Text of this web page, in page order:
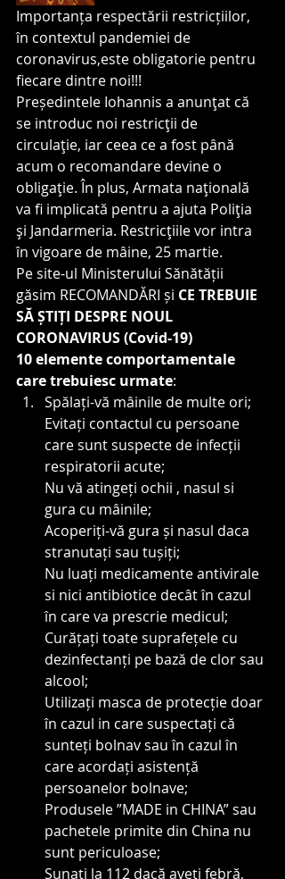
Importanța respectării restricțiilor,
în contextul pandemiei de
coronavirus,este obligatorie pentru
fiecare dintre noi!!!
Președintele Iohannis a anunţat că
se introduc noi restricţii de
circulaţie, iar ceea ce a fost până
acum o recomandare devine o
obligaţie. În plus, Armata naţională
va fi implicată pentru a ajuta Poliţia
şi Jandarmeria. Restricţiile vor intra
în vigoare de mâine, 25 martie.
Pe site-ul Ministerului Sănătății
găsim RECOMANDĂRI și CE TREBUIE
SĂ ȘTIȚI DESPRE NOUL
CORONAVIRUS (Covid-19)
10 elemente comportamentale
care trebuiesc urmate:
Spălați-vă mâinile de multe ori;
Evitați contactul cu persoane
care sunt suspecte de infecții
respiratorii acute;
Nu vă atingeți ochii , nasul si
gura cu mâinile;
Acoperiți-vă gura și nasul daca
stranutați sau tușiți;
Nu luați medicamente antivirale
si nici antibiotice decât în cazul
în care va prescrie medicul;
Curățați toate suprafețele cu
dezinfectanți pe bază de clor sau
alcool;
Utilizați masca de protecție doar
în cazul in care suspectați că
sunteți bolnav sau în cazul în
care acordați asistență
persoanelor bolnave;
Produsele ”MADE in CHINA” sau
pachetele primite din China nu
sunt periculoase;
Sunați la 112 dacă aveți febră,